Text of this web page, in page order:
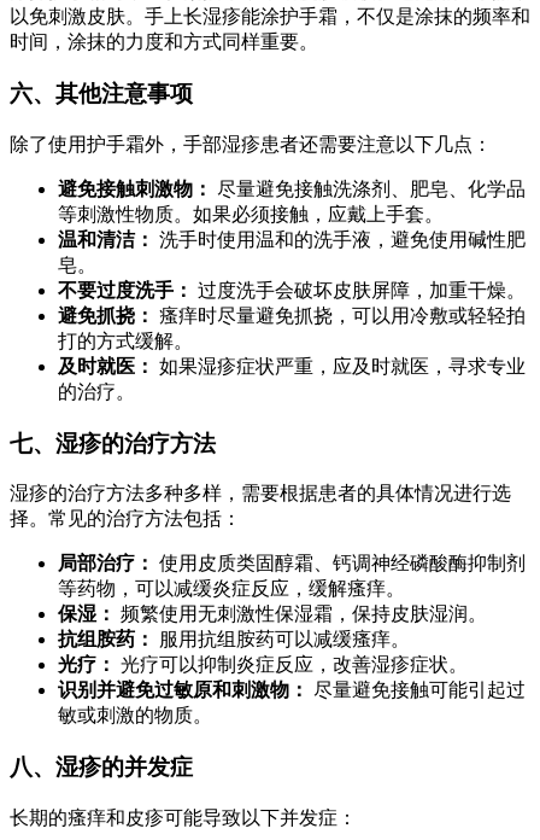
以免刺激皮肤。手上长湿疹能涂护手霜，不仅是涂抹的频率和
时间，涂抹的力度和方式同样重要。
六、其他注意事项
除了使用护手霜外，手部湿疹患者还需要注意以下几点：
避免接触刺激物： 尽量避免接触洗涤剂、肥皂、化学品
等刺激性物质。如果必须接触，应戴上手套。
温和清洁： 洗手时使用温和的洗手液，避免使用碱性肥
皂。
不要过度洗手： 过度洗手会破坏皮肤屏障，加重干燥。
避免抓挠： 瘙痒时尽量避免抓挠，可以用冷敷或轻轻拍
打的方式缓解。
及时就医： 如果湿疹症状严重，应及时就医，寻求专业
的治疗。
七、湿疹的治疗方法
湿疹的治疗方法多种多样，需要根据患者的具体情况进行选
择。常见的治疗方法包括：
局部治疗： 使用皮质类固醇霜、钙调神经磷酸酶抑制剂
等药物，可以减缓炎症反应，缓解瘙痒。
保湿： 频繁使用无刺激性保湿霜，保持皮肤湿润。
抗组胺药：
服用抗组胺药可以减缓瘙痒。
光疗： 光疗可以抑制炎症反应，改善湿疹症状。
识别并避免过敏原和刺激物： 尽量避免接触可能引起过
敏或刺激的物质。
八、湿疹的并发症
长期的瘙痒和皮疹可能导致以下并发症：